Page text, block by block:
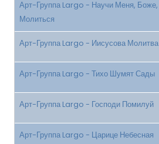
Арт-Группа Largo - Научи Меня, Боже,
Молиться
Арт-Группа Largo - Иисусова Молитва
Арт-Группа Largo - Тихо Шумят Сады
Арт-Группа Largo - Господи Помилуй
Арт-Группа Largo - Царице Небесная